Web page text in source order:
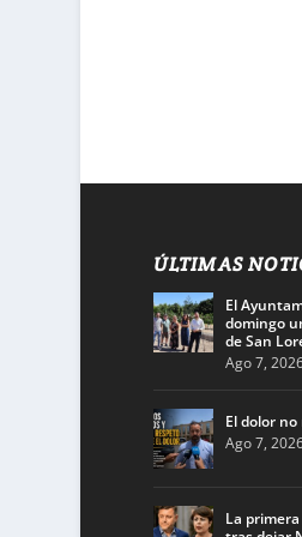
ÚLTIMAS
El
domingo
de San
Ago 7,
El dolor
Ago 7,
La